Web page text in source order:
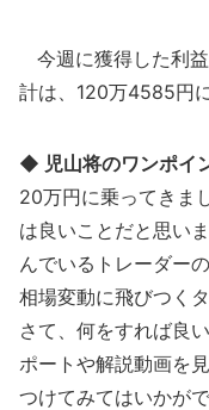
今週に獲得した利
計は、120万4585円
◆ 児山将のワンポイ
20万円に乗ってきま
は良いことだと思い
んでいるトレーダー
相場変動に飛びつく
さて、何をすれば良
ポートや解説動画を
つけてみてはいかが